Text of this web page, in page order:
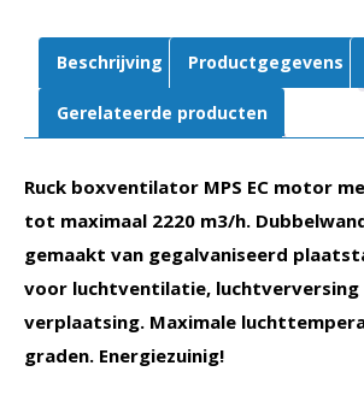
motor
MPS
30
aantal
Beschrijving Productgegevens
Gerelateerde producten
Ruck boxventilator MPS EC motor
tot maximaal 2220 m3/h.
gemaakt van gegalvaniseerd
voor luchtventilatie, luchtverversing
verplaatsing. Maximale
graden. Energiezuinig!